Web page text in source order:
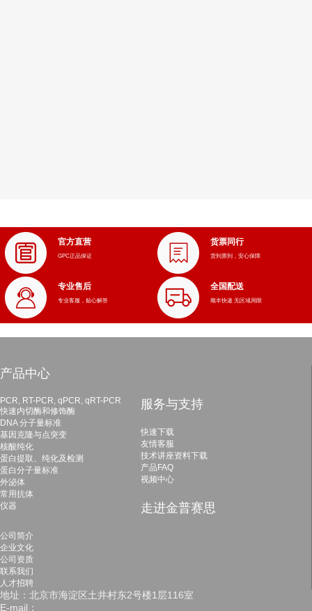
官方直营
GPC正品保证
货票同行
货到票到，安心保障
专业售后
专业客服，贴心解答
全国配送
顺丰快递 无区域局限
产品中心
PCR, RT-PCR, qPCR, qRT-PCR
快速内切酶和修饰酶
DNA 分子量标准
基因克隆与点突变
核酸纯化
蛋白提取、纯化及检测
蛋白分子量标准
外泌体
常用抗体
仪器
服务与支持
快速下载
友情客服
技术讲座资料下载
产品FAQ
视频中心
走进金普赛思
公司简介
企业文化
公司资质
联系我们
人才招聘
地址：北京市海淀区土井村东2号楼1层116室
E-mail：